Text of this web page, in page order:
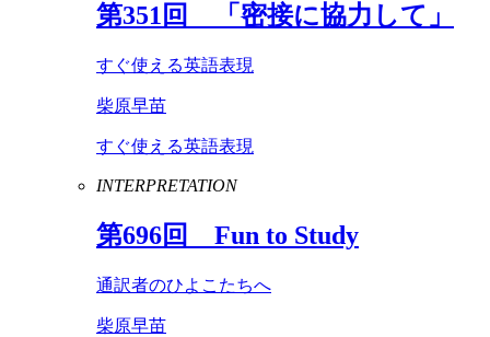
第351回 「密接に協力して」
すぐ使える英語表現
柴原早苗
すぐ使える英語表現
INTERPRETATION
第696回 Fun to Study
通訳者のひよこたちへ
柴原早苗